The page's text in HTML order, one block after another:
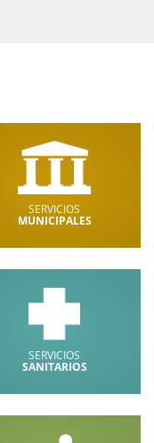
SERVICIOS
MUNICIPALES
SERVICIOS
SANITARIOS